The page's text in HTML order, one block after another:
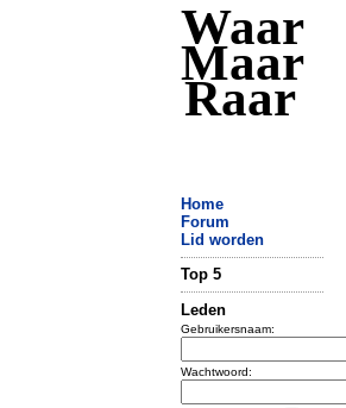
Waar
Maar
Raar
Home
Forum
Lid worden
Top 5
Leden
Gebruikersnaam:
Wachtwoord: